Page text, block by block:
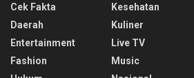
Cek Fakta
Daerah
Entertainment
Fashion
Kesehatan
Kuliner
Live TV
Music